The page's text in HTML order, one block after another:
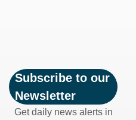
Subscribe to our
Newsletter
Get daily news alerts in